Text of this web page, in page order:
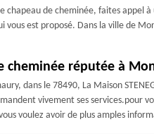
de cheminée, faites appel
est proposé. Dans la ville de
cheminée réputée à
dans le 78490, La Maison
vivement ses services.pour
voulez avoir de plus amples